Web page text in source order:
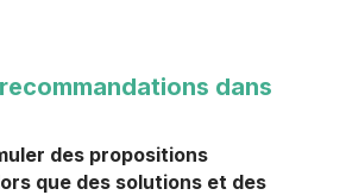
dans
des propositions
que des solutions et des